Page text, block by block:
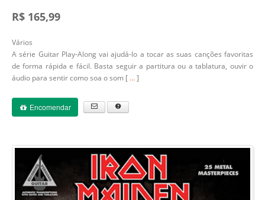
R$ 165,99
Vários
A série Guitar Play-Along vai ajudá-lo a tocar as suas canções favoritas
de forma rápida e fácil. Basta seguir a partitura ou a tablatura, ouvir o
áudio para sentir como soa o som [ ...]
Encomendar